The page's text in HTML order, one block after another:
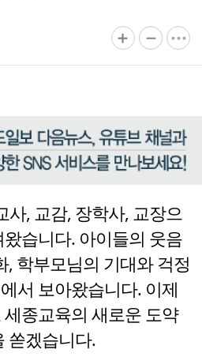
사, 교감, 장학사, 교장으
습니다. 아이들의 웃음
, 학부모님의 기대와 걱정
서 보아왔습니다. 이제
종교육의 새로운 도약
쏟겠습니다.